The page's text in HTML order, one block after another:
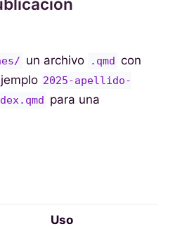
un archivo .qmd con
2025-apellido-
para una
Uso